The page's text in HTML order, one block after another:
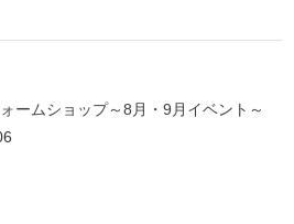
ームショップ～8月・9月イベント～